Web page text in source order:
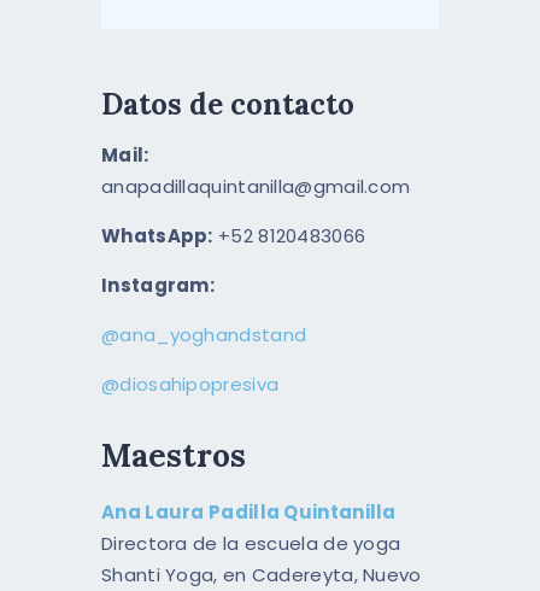
Datos de contacto
Mail:
anapadillaquintanilla@gmail.com
WhatsApp: +52 8120483066
Instagram:
@ana_yoghandstand
@diosahipopresiva
Maestros
Ana Laura Padilla Quintanilla
Directora de la escuela de yoga
Shanti Yoga, en Cadereyta, Nuevo